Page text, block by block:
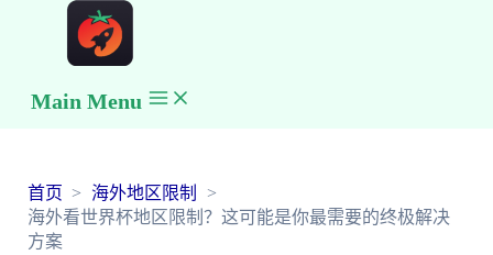
Main Menu
首页
海外地区限制
海外看世界杯地区限制？这可能是你最需要的终极解决
方案